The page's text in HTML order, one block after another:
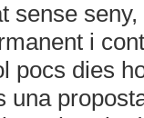
sense
i
pocs dies
una